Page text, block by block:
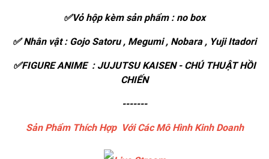
✅Vỏ hộp kèm sản phẩm : no box
✅ Nhân vật : Gojo Satoru , Megumi , Nobara , Yuji Itadori
✅FIGURE ANIME : JUJUTSU KAISEN - CHÚ THUẬT HỒI
CHIẾN
-------
Sản Phẩm Thích Hợp Với Các Mô Hình Kinh Doanh